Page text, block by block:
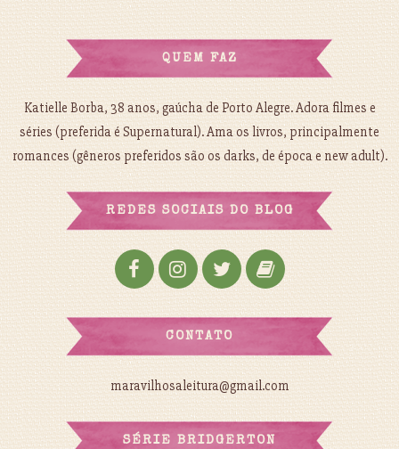
QUEM FAZ
Katielle Borba, 38 anos, gaúcha de Porto Alegre. Adora filmes e
séries (preferida é Supernatural). Ama os livros, principalmente
romances (gêneros preferidos são os darks, de época e new adult).
REDES SOCIAIS DO BLOG
CONTATO
maravilhosaleitura@gmail.com
SÉRIE BRIDGERTON